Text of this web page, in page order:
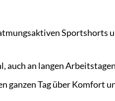
Sportshorts
auch an langen
ganzen Tag über Komfort